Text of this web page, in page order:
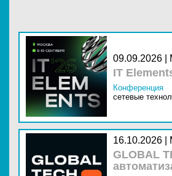
09.09.2026 |
IT
Конференция
сетевые
16.10.2026 |
GLOBAL